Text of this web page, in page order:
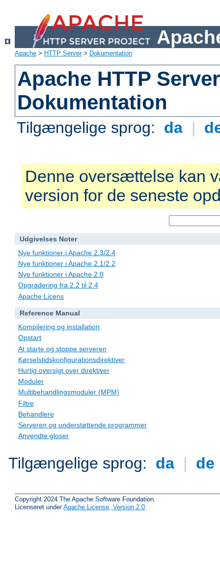
Apache > HTTP Server> Dokumentation
Apache HTTP
Dokumentation
Tilgængelige sprog: da |
Denne oversættelse kan
version for de seneste
Udgivelses Noter
Nye funktioner i Apache 2.3/2.4
Nye funktioner i Apache 2.1/2.2
Nye funktioner i Apache 2.0
Opgradering fra 2.2 til 2.4
Apache Licens
Reference Manual
Kompilering og installation
Opstart
At starte og stoppe serveren
Kørselstidskonfigurationsdirektiver
Hurtig oversigt over direktiver
Moduler
Multibehandlingsmoduler (MPM)
Filtre
Behandlere
Serveren og understøttende programmer
Anvendte gloser
Tilgængelige sprog: da | de
Copyright 2024 The Apache Software Foundation.
Licenseret underApache License, Version 2.0